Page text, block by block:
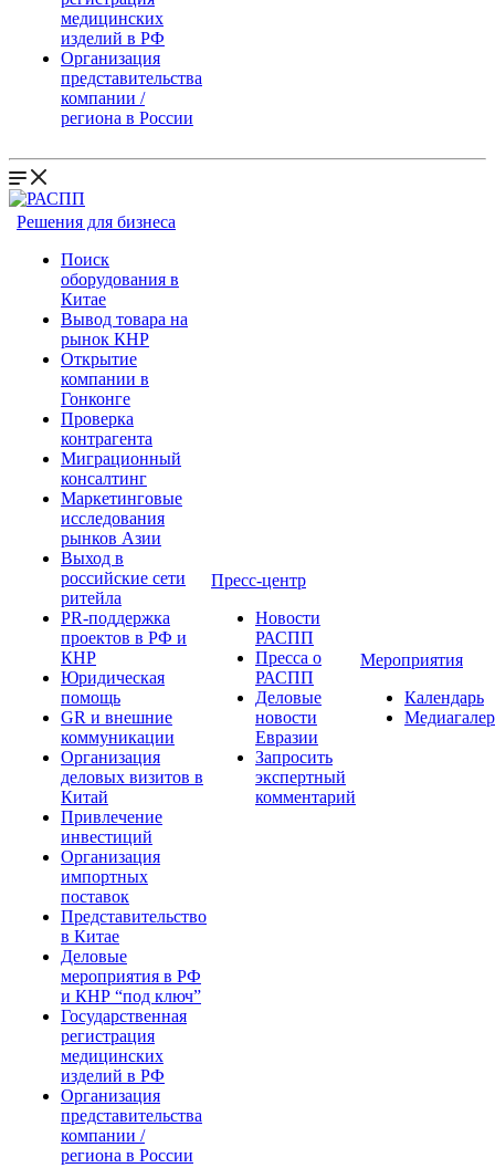
медицинских
изделий в РФ
Организация
представительства
компании /
региона в России
Решения для бизнеса
Поиск
оборудования в
Китае
Вывод товара на
рынок КНР
Открытие
компании в
Гонконге
Проверка
контрагента
Миграционный
консалтинг
Маркетинговые
исследования
рынков Азии
Выход в
российские сети
ритейла
PR-поддержка
проектов в РФ и
КНР
Юридическая
помощь
GR и внешние
коммуникации
Организация
деловых визитов в
Китай
Привлечение
инвестиций
Организация
импортных
поставок
Представительство
в Китае
Деловые
мероприятия в РФ
и КНР “под ключ”
Государственная
регистрация
медицинских
изделий в РФ
Организация
представительства
компании /
региона в России
Пресс-центр
Новости
РАСПП
Пресса о
РАСПП
Деловые
новости
Евразии
Запросить
экспертный
комментарий
Мероприятия
Календарь